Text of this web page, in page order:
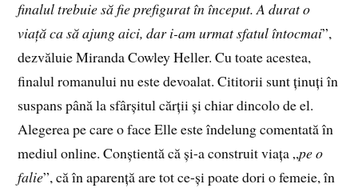
finalul trebuie să fie prefigurat în început. A durat o
viață ca să ajung aici, dar i-am urmat sfatul întocmai”,
dezvăluie Miranda Cowley Heller. Cu toate acestea,
finalul romanului nu este devoalat. Cititorii sunt ținuți în
suspans până la sfârșitul cărții și chiar dincolo de el.
Alegerea pe care o face Elle este îndelung comentată în
mediul online. Conștientă că și-a construit viața „pe o
falie”, că în aparență are tot ce-și poate dori o femeie, în